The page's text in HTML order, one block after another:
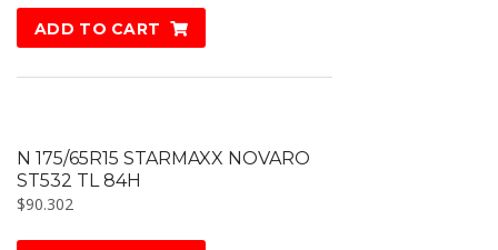
ADD TO CART
N 175/65R15 STARMAXX NOVARO
ST532 TL 84H
$90.302